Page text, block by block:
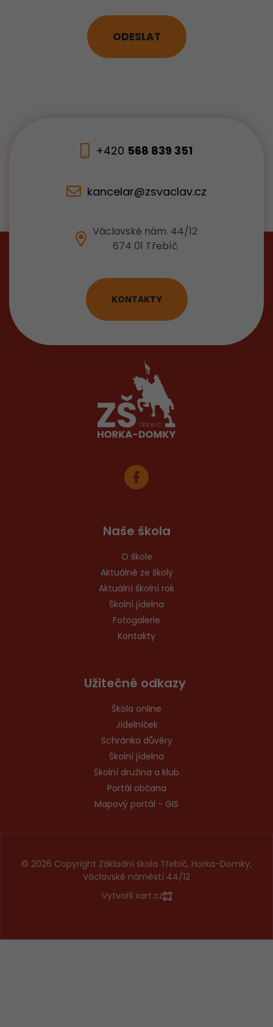
ODESLAT
+420 568 839 351
kancelar@zsvaclav.cz
Václavské nám. 44/12
674 01 Třebíč
KONTAKTY
Naše škola
O škole
Aktuálně ze školy
Aktuální školní rok
Školní jídelna
Fotogalerie
Kontakty
Užitečné odkazy
Škola online
Jídelníček
Schránka důvěry
Školní jídelna
Školní družina a klub
Portál občana
Mapový portál - GIS
© 2026 Copyright Základní škola Třebíč, Horka-Domky,
Václavské náměstí 44/12
Vytvořil xart.cz